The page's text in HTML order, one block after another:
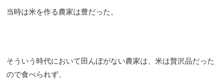
当時は米を作る農家は豊だった。
そういう時代において田んぼがない農家は、米は贅沢品だった
ので食べられず、